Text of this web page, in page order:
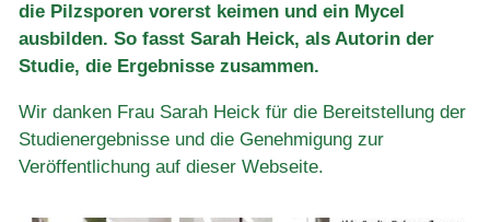
die Pilzsporen vorerst keimen und ein Mycel
ausbilden. So fasst Sarah Heick, als Autorin der
Studie, die Ergebnisse zusammen.
Wir danken Frau Sarah Heick für die Bereitstellung der
Studienergebnisse und die Genehmigung zur
Veröffentlichung auf dieser Webseite.